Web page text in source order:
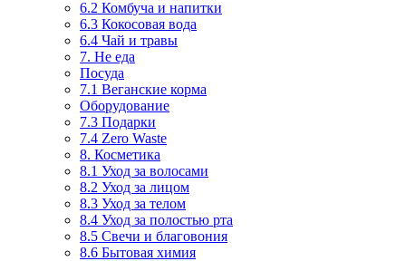
6.2 Комбуча и напитки
6.3 Кокосовая вода
6.4 Чай и травы
7. Не еда
Посуда
7.1 Веганские корма
Оборудование
7.3 Подарки
7.4 Zero Waste
8. Косметика
8.1 Уход за волосами
8.2 Уход за лицом
8.3 Уход за телом
8.4 Уход за полостью рта
8.5 Свечи и благовония
8.6 Бытовая химия